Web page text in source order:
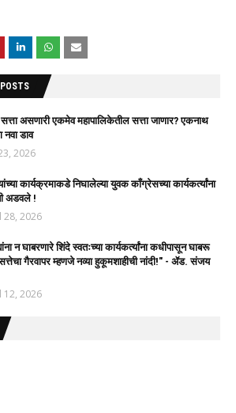
असणारी एकमेव महापालिकेतील सत्ता जाणार? एकनाथ
नवा डाव
2026
कार्यक्रमाकडे निघालेल्या युवक काँग्रेसच्या कार्यकर्त्यांना
अडवले !
28, 2026
न घाबरणारे शिंदे स्वतःच्या कार्यकर्त्यांना कधीपासून घाबरू
गैरवापर म्हणजे नव्या हुकूमशाहीची नांदी!" - ॲड. संजय
12, 2026